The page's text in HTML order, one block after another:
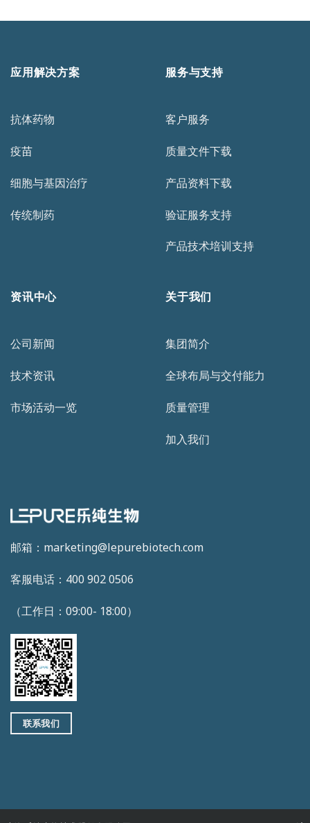
邮箱：marketing@lepurebiotech.com
客服电话：400 902 0506
（工作日：09:00- 18:00）
联系我们
应用解决方案
抗体药物
疫苗
细胞与基因治疗
传统制药
服务与支持
客户服务
质量文件下载
产品资料下载
验证服务支持
产品技术培训支持
资讯中心
公司新闻
技术资讯
市场活动一览
关于我们
集团简介
全球布局与交付能力
质量管理
加入我们